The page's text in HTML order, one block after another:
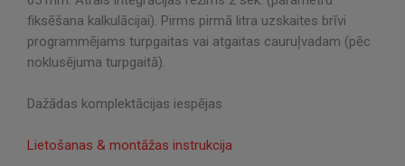
fiksēšana kalkulācijai). Pirms pirmā litra uzskaites brīvi
programmējams turpgaitas vai atgaitas cauruļvadam (pēc
noklusējuma turpgaitā).
Dažādas komplektācijas iespējas
Lietošanas & montāžas instrukcija